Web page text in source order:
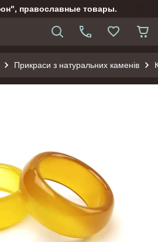
православные товары.
Прикраси з натуральних каменів